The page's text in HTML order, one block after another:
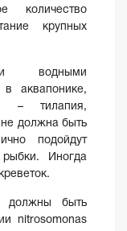
количество
крупных
водными
аквапонике,
– тилапия,
должна быть
подойдут
Иногда
должны быть
nitrosomonas